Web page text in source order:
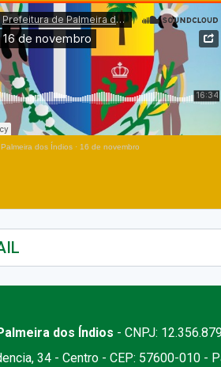
dos Índios · 16 de novembro
dos Índios - CNPJ:
34 - Centro - CEP: 57600-010 -